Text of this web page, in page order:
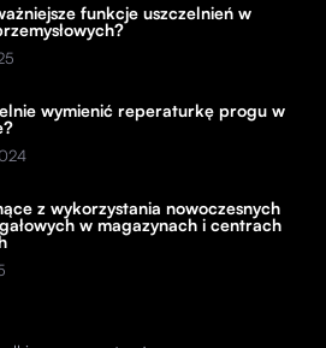
funkcje uszczelnień w
wymienić reperaturkę progu w
z wykorzystania nowoczesnych
w magazynach i centrach